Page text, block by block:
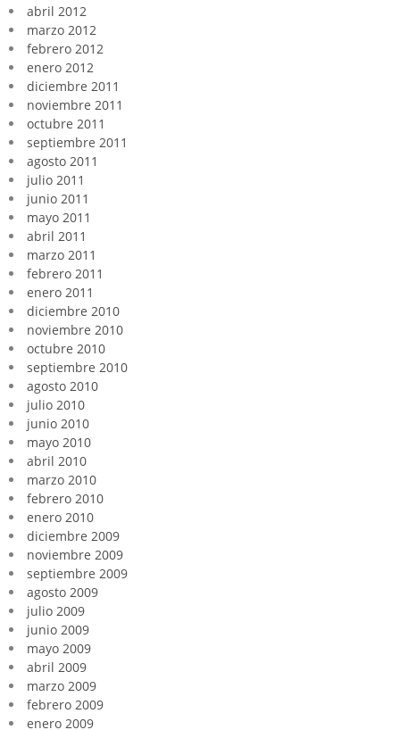
abril 2012
marzo 2012
febrero 2012
enero 2012
diciembre 2011
noviembre 2011
octubre 2011
septiembre 2011
agosto 2011
julio 2011
junio 2011
mayo 2011
abril 2011
marzo 2011
febrero 2011
enero 2011
diciembre 2010
noviembre 2010
octubre 2010
septiembre 2010
agosto 2010
julio 2010
junio 2010
mayo 2010
abril 2010
marzo 2010
febrero 2010
enero 2010
diciembre 2009
noviembre 2009
septiembre 2009
agosto 2009
julio 2009
junio 2009
mayo 2009
abril 2009
marzo 2009
febrero 2009
enero 2009